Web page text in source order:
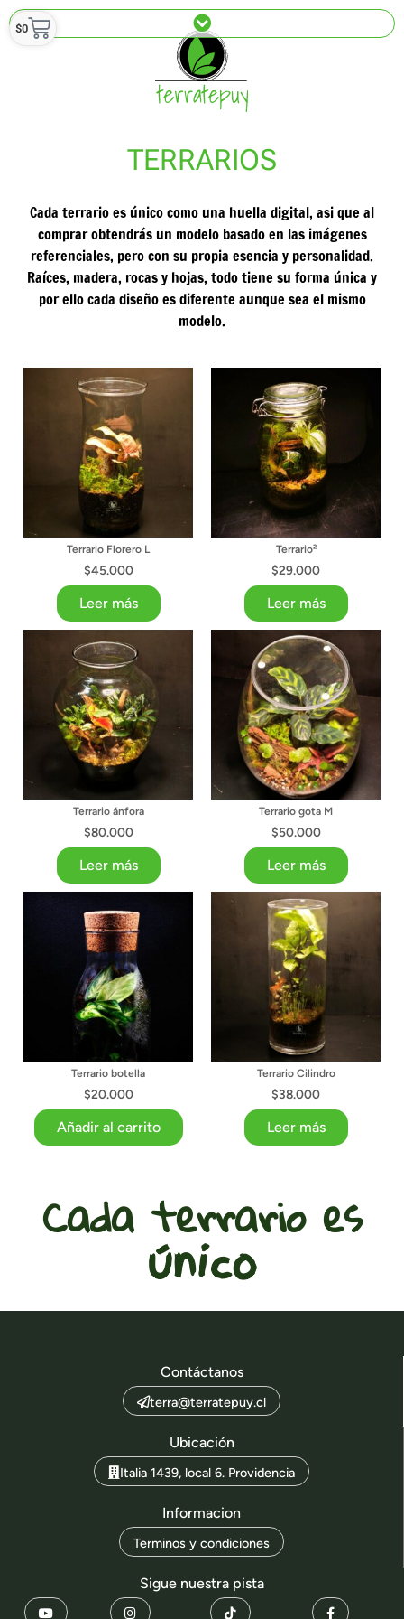
$0
TERRARIOS
Cada terrario es único como una huella digital, asi que al
comprar obtendrás un modelo basado en las imágenes
referenciales, pero con su propia esencia y personalidad.
Raíces, madera, rocas y hojas, todo tiene su forma única y
por ello cada diseño es diferente aunque sea el mismo
modelo.
Terrario Florero L
$45.000
Leer más
Terrario²
$29.000
Leer más
Terrario ánfora
$80.000
Leer más
Terrario gota M
$50.000
Leer más
Terrario botella
$20.000
Añadir al carrito
Terrario Cilindro
$38.000
Leer más
Cada terrario es
único
Contáctanos
terra@terratepuy.cl
Ubicación
Italia 1439, local 6. Providencia
Informacion
Terminos y condiciones
Sigue nuestra pista